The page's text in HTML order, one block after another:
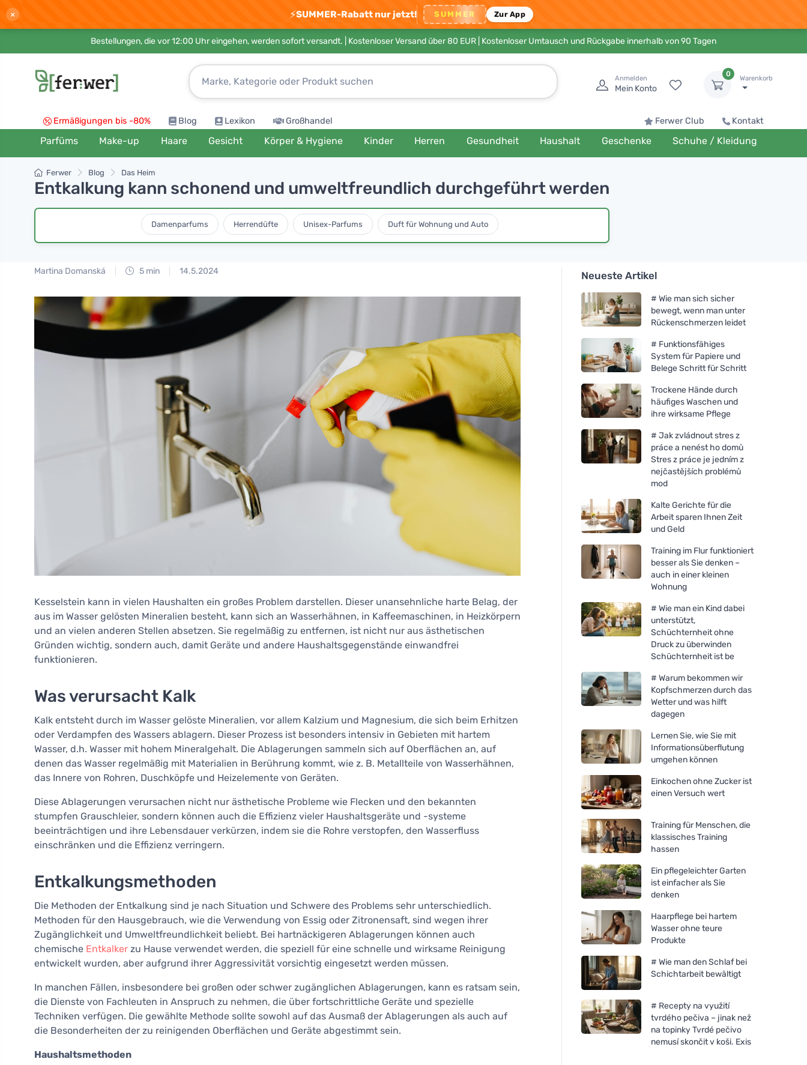
× ⚡SUMMER-Rabatt nur jetzt! SUMMER Zur App
Bestellungen, die vor 12:00 Uhr eingehen, werden sofort versandt. | Kostenloser Versand über 80 EUR | Kostenloser Umtausch und Rückgabe innerhalb von 90 Tagen
Anmelden
Mein Konto
0
Warenkorb
Ermäßigungen bis -80% Blog Lexikon Großhandel Ferwer Club Kontakt
Parfüms Make-up Haare Gesicht Körper & Hygiene Kinder Herren Gesundheit Haushalt Geschenke Schuhe / Kleidung
Ferwer Blog Das Heim
Entkalkung kann schonend und umweltfreundlich durchgeführt werden
Damenparfums Herrendüfte Unisex-Parfums Duft für Wohnung und Auto
Martina Domanská 5 min 14.5.2024
Kesselstein kann in vielen Haushalten ein großes Problem darstellen. Dieser unansehnliche harte Belag, der
aus im Wasser gelösten Mineralien besteht, kann sich an Wasserhähnen, in Kaffeemaschinen, in Heizkörpern
und an vielen anderen Stellen absetzen. Sie regelmäßig zu entfernen, ist nicht nur aus ästhetischen
Gründen wichtig, sondern auch, damit Geräte und andere Haushaltsgegenstände einwandfrei
funktionieren.
Was verursacht Kalk
Kalk entsteht durch im Wasser gelöste Mineralien, vor allem Kalzium und Magnesium, die sich beim Erhitzen
oder Verdampfen des Wassers ablagern. Dieser Prozess ist besonders intensiv in Gebieten mit hartem
Wasser, d.h. Wasser mit hohem Mineralgehalt. Die Ablagerungen sammeln sich auf Oberflächen an, auf
denen das Wasser regelmäßig mit Materialien in Berührung kommt, wie z. B. Metallteile von Wasserhähnen,
das Innere von Rohren, Duschköpfe und Heizelemente von Geräten.
Diese Ablagerungen verursachen nicht nur ästhetische Probleme wie Flecken und den bekannten
stumpfen Grauschleier, sondern können auch die Effizienz vieler Haushaltsgeräte und -systeme
beeinträchtigen und ihre Lebensdauer verkürzen, indem sie die Rohre verstopfen, den Wasserfluss
einschränken und die Effizienz verringern.
Entkalkungsmethoden
Die Methoden der Entkalkung sind je nach Situation und Schwere des Problems sehr unterschiedlich.
Methoden für den Hausgebrauch, wie die Verwendung von Essig oder Zitronensaft, sind wegen ihrer
Zugänglichkeit und Umweltfreundlichkeit beliebt. Bei hartnäckigeren Ablagerungen können auch
chemische Entkalker zu Hause verwendet werden, die speziell für eine schnelle und wirksame Reinigung
entwickelt wurden, aber aufgrund ihrer Aggressivität vorsichtig eingesetzt werden müssen.
In manchen Fällen, insbesondere bei großen oder schwer zugänglichen Ablagerungen, kann es ratsam sein,
die Dienste von Fachleuten in Anspruch zu nehmen, die über fortschrittliche Geräte und spezielle
Techniken verfügen. Die gewählte Methode sollte sowohl auf das Ausmaß der Ablagerungen als auch auf
die Besonderheiten der zu reinigenden Oberflächen und Geräte abgestimmt sein.
Haushaltsmethoden
Neueste Artikel
# Wie man sich sicher
bewegt, wenn man unter
Rückenschmerzen leidet
# Funktionsfähiges
System für Papiere und
Belege Schritt für Schritt
Trockene Hände durch
häufiges Waschen und
ihre wirksame Pflege
# Jak zvládnout stres z
práce a nenést ho domů
Stres z práce je jedním z
nejčastějších problémů
mod
Kalte Gerichte für die
Arbeit sparen Ihnen Zeit
und Geld
Training im Flur funktioniert
besser als Sie denken –
auch in einer kleinen
Wohnung
# Wie man ein Kind dabei
unterstützt,
Schüchternheit ohne
Druck zu überwinden
Schüchternheit ist be
# Warum bekommen wir
Kopfschmerzen durch das
Wetter und was hilft
dagegen
Lernen Sie, wie Sie mit
Informationsüberflutung
umgehen können
Einkochen ohne Zucker ist
einen Versuch wert
Training für Menschen, die
klassisches Training
hassen
Ein pflegeleichter Garten
ist einfacher als Sie
denken
Haarpflege bei hartem
Wasser ohne teure
Produkte
# Wie man den Schlaf bei
Schichtarbeit bewältigt
# Recepty na využití
tvrdého pečiva – jinak než
na topinky Tvrdé pečivo
nemusí skončit v koši. Exis